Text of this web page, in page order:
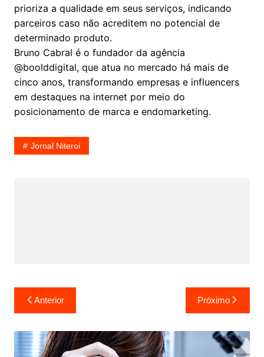
prioriza a qualidade em seus serviços, indicando
parceiros caso não acreditem no potencial de
determinado produto.
Bruno Cabral é o fundador da agência
@boolddigital, que atua no mercado há mais de
cinco anos, transformando empresas e influencers
em destaques na internet por meio do
posicionamento de marca e endomarketing.
Jornal Niteroi
Navegação
de
Post
Anterior Próximo